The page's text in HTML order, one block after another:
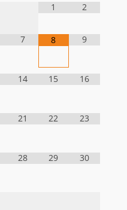
1
2
7 8 9
14 15 16
21 22 23
28 29 30